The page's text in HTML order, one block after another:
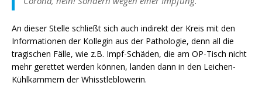
An dieser Stelle schließt sich auch indirekt der Kreis mit den
Informationen der Kollegin aus der Pathologie, denn all die
tragischen Fälle, wie z.B. Impf-Schäden, die am OP-Tisch nicht
mehr gerettet werden können, landen dann in den Leichen-
Kühlkammern der Whisstleblowerin.